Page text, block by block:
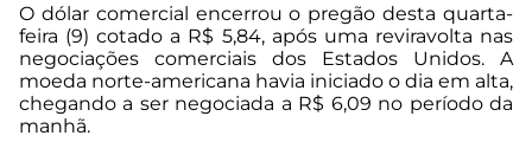
O dólar comercial encerrou o pregão desta quarta-
feira (9) cotado a R$ 5,84, após uma reviravolta nas
negociações comerciais dos Estados Unidos. A
moeda norte-americana havia iniciado o dia em alta,
chegando a ser negociada a R$ 6,09 no período da
manhã.